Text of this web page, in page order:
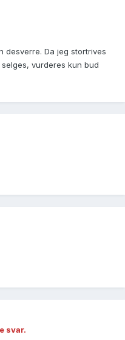
desverre. Da jeg stortrives
vurderes kun bud
svar.